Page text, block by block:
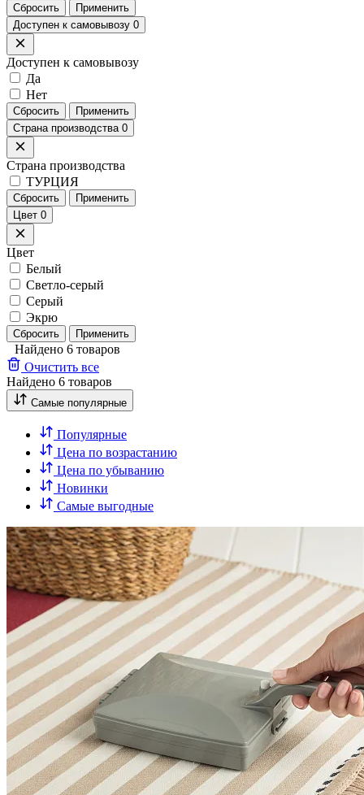
Сбросить
Применить
Доступен к самовывозу 0
Доступен к самовывозу
Да
Нет
Сбросить
Применить
Страна производства 0
Страна производства
ТУРЦИЯ
Сбросить
Применить
Цвет 0
Цвет
Белый
Светло-серый
Серый
Экрю
Сбросить Применить
Найдено 6 товаров
Очистить все
Найдено 6 товаров
Самые популярные
Популярные
Цена по возрастанию
Цена по убыванию
Новинки
Самые выгодные